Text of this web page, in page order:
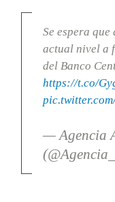
Se espera
actual nivel a
del Banco
https://t.co/
— Agencia